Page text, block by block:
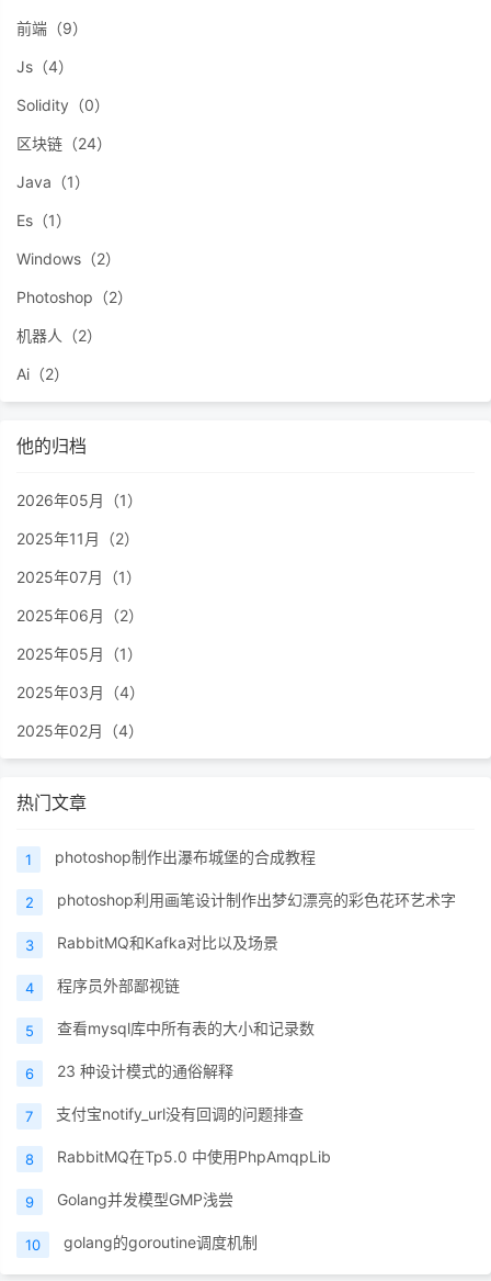
前端（9）
Js（4）
Solidity（0）
区块链（24）
Java（1）
Es（1）
Windows（2）
Photoshop（2）
机器人（2）
Ai（2）
他的归档
2026年05月（1）
2025年11月（2）
2025年07月（1）
2025年06月（2）
2025年05月（1）
2025年03月（4）
2025年02月（4）
热门文章
1 photoshop制作出瀑布城堡的合成教程
2 photoshop利用画笔设计制作出梦幻漂亮的彩色花环艺术字
3 RabbitMQ和Kafka对比以及场景
4 程序员外部鄙视链
5 查看mysql库中所有表的大小和记录数
6 23 种设计模式的通俗解释
7 支付宝notify_url没有回调的问题排查
8 RabbitMQ在Tp5.0 中使用PhpAmqpLib
9 Golang并发模型GMP浅尝
10 golang的goroutine调度机制